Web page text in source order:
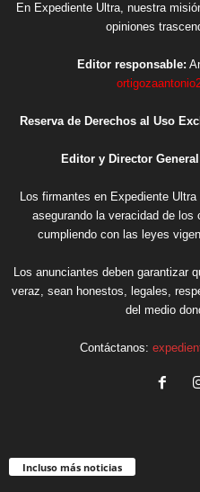
En Expediente Ultra, nuestra
opiniones
Editor responsable:
Reserva de Derechos al Uso
Editor y Director
Los firmantes en Expediente
asegurando la veracidad de
cumpliendo con las leyes
Los anunciantes deben garantizar
veraz, sean honestos, legales,
del medio
Contáctanos:
Incluso más noticias